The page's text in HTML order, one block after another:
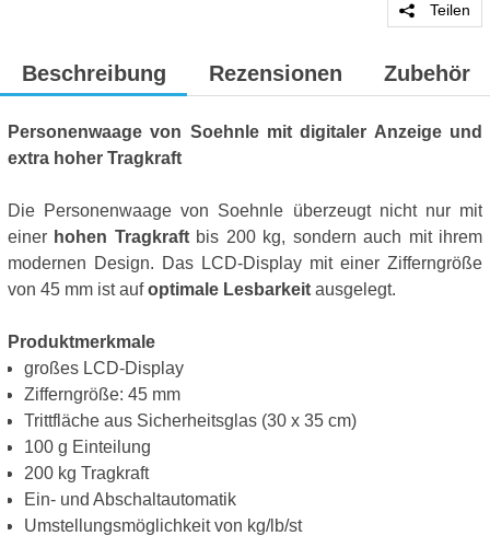
Teilen
Beschreibung Rezensionen Zubehör
Personenwaage von Soehnle mit digitaler Anzeige und
extra hoher Tragkraft
Die Personenwaage von Soehnle überzeugt nicht nur mit
einer hohen Tragkraftbis 200 kg, sondern auch mit ihrem
modernen Design. Das LCD-Display mit einer Zifferngröße
von 45 mm ist aufoptimale Lesbarkeit ausgelegt.
Produktmerkmale
großes LCD-Display
Zifferngröße: 45 mm
Trittfläche aus Sicherheitsglas (30 x 35 cm)
100 g Einteilung
200 kg Tragkraft
Ein- und Abschaltautomatik
Umstellungsmöglichkeit von kg/lb/st